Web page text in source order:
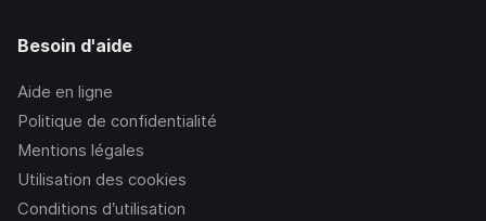
Besoin d'aide
Aide en ligne
Politique de confidentialité
Mentions légales
Utilisation des cookies
Conditions d’utilisation